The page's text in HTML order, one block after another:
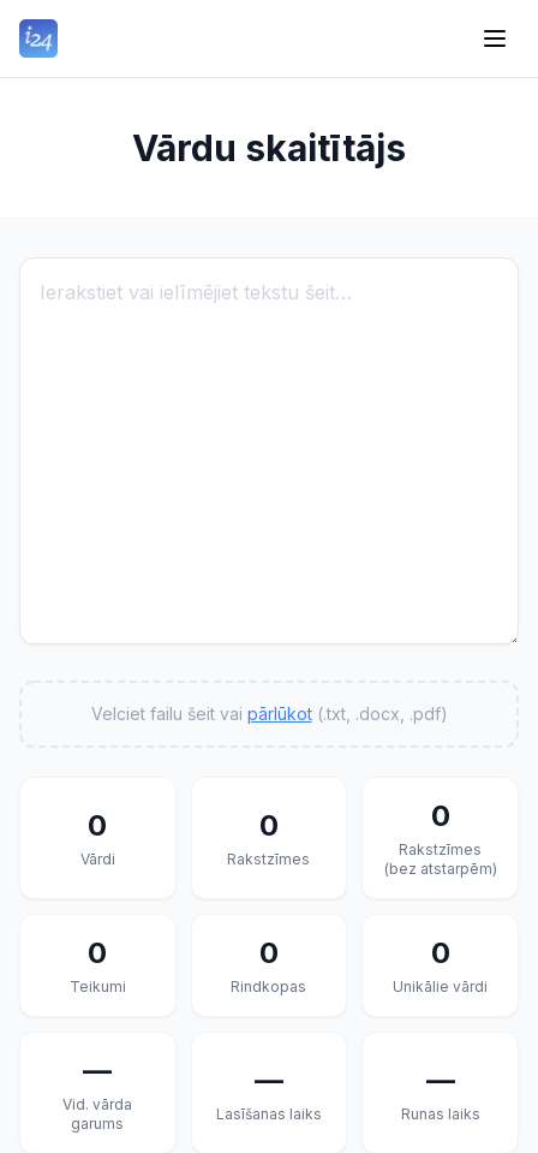
Vārdu skaitītājs
Velciet failu šeit vai pārlūkot (.txt, .docx, .pdf)
0
Vārdi
0
Rakstzīmes
0
Rakstzīmes
(bez atstarpēm)
0
Teikumi
0
Rindkopas
0
Unikālie vārdi
—
Vid. vārda
garums
—
Lasīšanas laiks
—
Runas laiks